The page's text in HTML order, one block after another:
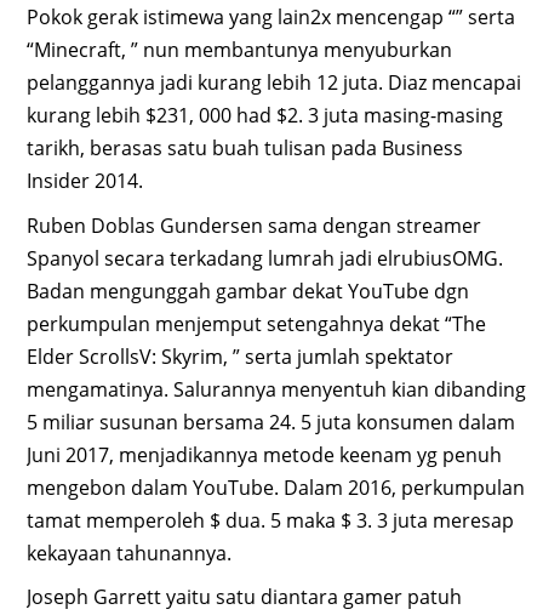
Pokok gerak istimewa yang lain2x mencengap “” serta
“Minecraft, ” nun membantunya menyuburkan
pelanggannya jadi kurang lebih 12 juta. Diaz mencapai
kurang lebih $231, 000 had $2. 3 juta masing-masing
tarikh, berasas satu buah tulisan pada Business
Insider 2014.
Ruben Doblas Gundersen sama dengan streamer
Spanyol secara terkadang lumrah jadi elrubiusOMG.
Badan mengunggah gambar dekat YouTube dgn
perkumpulan menjemput setengahnya dekat “The
Elder ScrollsV: Skyrim, ” serta jumlah spektator
mengamatinya. Salurannya menyentuh kian dibanding
5 miliar susunan bersama 24. 5 juta konsumen dalam
Juni 2017, menjadikannya metode keenam yg penuh
mengebon dalam YouTube. Dalam 2016, perkumpulan
tamat memperoleh $ dua. 5 maka $ 3. 3 juta meresap
kekayaan tahunannya.
Joseph Garrett yaitu satu diantara gamer patuh